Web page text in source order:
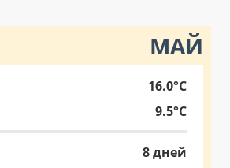
МАЙ
16.0°C
9.5°C
8 дней